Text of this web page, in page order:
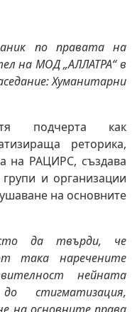
по правата на
на МОД „АЛЛАТРА“ в
Хуманитарни
подчерта как
реторика,
на РАЦИРС, създава
и организации
на основните
да твърди, че
така наречените
нейната
стигматизация,